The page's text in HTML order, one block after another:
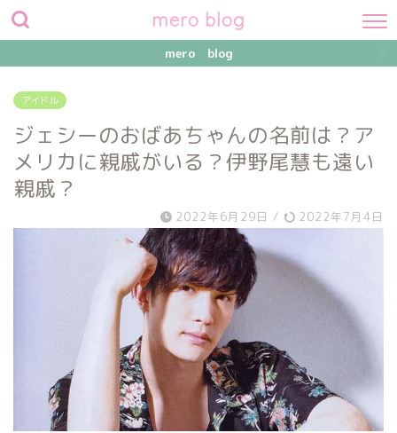
mero blog
mero blog
アイドル
ジェシーのおばあちゃんの名前は？ア
メリカに親戚がいる？伊野尾慧も遠い
親戚？
2022年6月29日 / 2022年7月4日